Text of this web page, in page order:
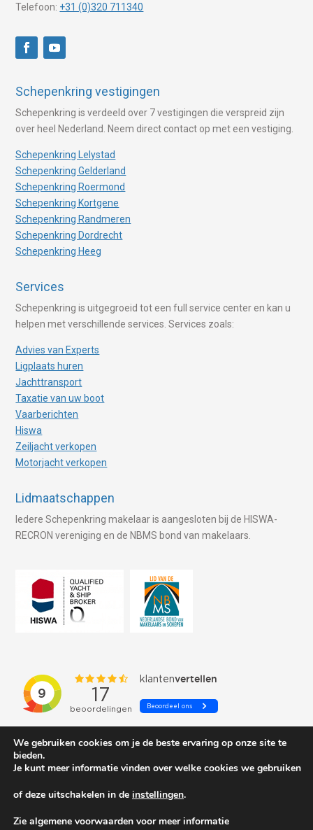
Telefoon: +31 (0)320 711340
Schepenkring vestigingen
Schepenkring is verdeeld over 7 vestigingen die verspreid zijn
over heel Nederland. Neem direct contact op met een vestiging.
Schepenkring Lelystad
Schepenkring Gelderland
Schepenkring Roermond
Schepenkring Kortgene
Schepenkring Randmeren
Schepenkring Dordrecht
Schepenkring Heeg
Services
Schepenkring is uitgegroeid tot een full service center en kan u
helpen met verschillende services. Services zoals:
Advies van Experts
Ligplaats huren
Jachttransport
Taxatie van uw boot
Vaarberichten
Hiswa
Zeiljacht verkopen
Motorjacht verkopen
Lidmaatschappen
Iedere Schepenkring makelaar is aangesloten bij de HISWA-
RECRON vereniging en de NBMS bond van makelaars.
We gebruiken cookies om je de beste ervaring op onze site te
bieden.
Je kunt meer informatie vinden over welke cookies we gebruiken
of deze uitschakelen in de instellingen.
Zie algemene voorwaarden voor meer informatie